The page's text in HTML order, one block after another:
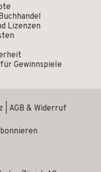
Lizenzen
Gewinnspiele
AGB & Widerruf